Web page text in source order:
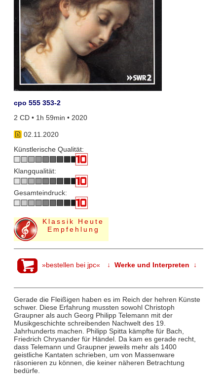
cpo 555 353-2
2 CD • 1h 59min • 2020
02.11.2020
Künstlerische Qualität:
Klangqualität:
Gesamteindruck:
Klassik Heute
Empfehlung
»bestellen bei jpc« ↓ Werke und Interpreten ↓
Gerade die Fleißigen haben es im Reich der hehren Künste
schwer. Diese Erfahrung mussten sowohl Christoph
Graupner als auch Georg Philipp Telemann mit der
Musikgeschichte schreibenden Nachwelt des 19.
Jahrhunderts machen. Philipp Spitta kämpfte für Bach,
Friedrich Chrysander für Händel. Da kam es gerade recht,
dass Telemann und Graupner jeweils mehr als 1400
geistliche Kantaten schrieben, um von Massenware
räsonieren zu können, die keiner näheren Betrachtung
bedürfe.